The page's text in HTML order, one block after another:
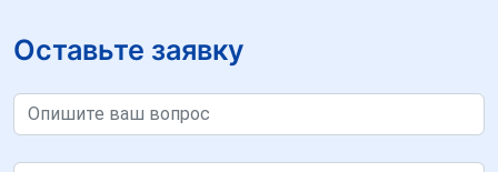
Оставьте заявку